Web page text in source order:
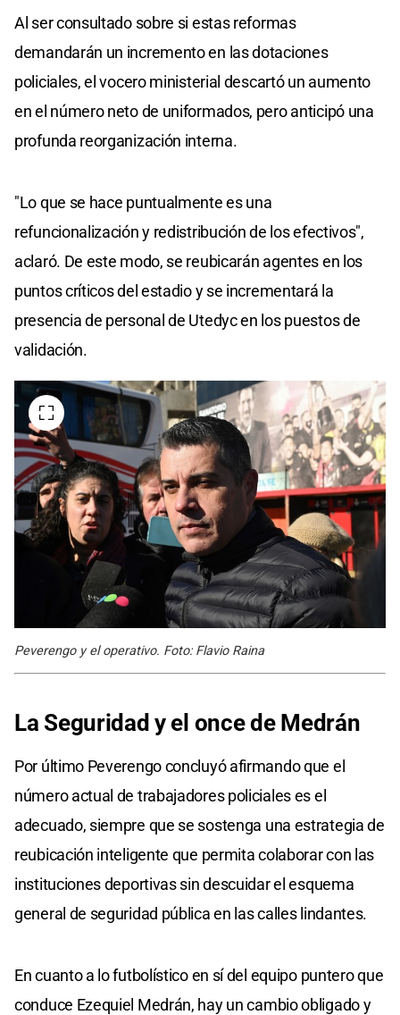
Al ser consultado sobre si estas reformas
demandarán un incremento en las dotaciones
policiales, el vocero ministerial descartó un aumento
en el número neto de uniformados, pero anticipó una
profunda reorganización interna.
"Lo que se hace puntualmente es una
refuncionalización y redistribución de los efectivos",
aclaró. De este modo, se reubicarán agentes en los
puntos críticos del estadio y se incrementará la
presencia de personal de Utedyc en los puestos de
validación.
Peverengo y el operativo. Foto: Flavio Raina
La Seguridad y el once de Medrán
Por último Peverengo concluyó afirmando que el
número actual de trabajadores policiales es el
adecuado, siempre que se sostenga una estrategia de
reubicación inteligente que permita colaborar con las
instituciones deportivas sin descuidar el esquema
general de seguridad pública en las calles lindantes.
En cuanto a lo futbolístico en sí del equipo puntero que
conduce Ezequiel Medrán, hay un cambio obligado y